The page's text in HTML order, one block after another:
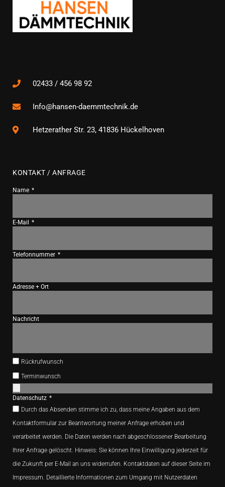
02433 / 456 98 92
Info@hansen-daemmtechnik.de
Hetzerather Str. 23, 41836 Hückelhoven
KONTAKT / ANFRAGE
Name
E-Mail
Telefonnummer
Adresse + Ort
Nachricht
Rückrufwunsch
Terminwunsch
Datenschutz
Durch das Absenden stimme ich zu, dass meine Angaben aus dem
Kontaktformular zur Beantwortung meiner Anfrage erhoben und
verarbeitet werden. Die Daten werden nach abgeschlossener Bearbeitung
Ihrer Anfrage gelöscht. Hinweis: Sie können Ihre Einwilligung jederzeit für
die Zukunft per E-Mail an uns widerrufen. Kontaktdaten auf dieser Seite im
Impressum. Detaillierte Informationen zum Umgang mit Nutzerdaten